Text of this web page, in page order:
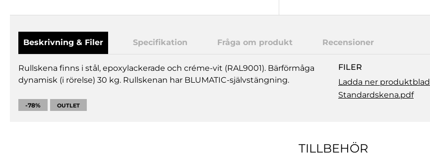
Beskrivning & Filer Specifikation Fråga om produkt Recensioner
Rullskena finns i stål, epoxylackerade och créme-vit (RAL9001). Bärförmåga
dynamisk (i rörelse) 30 kg. Rullskenan har BLUMATIC-självstängning.
-78% OUTLET
FILER
Ladda ner produktblad
Standardskena.pdf
TILLBEHÖR